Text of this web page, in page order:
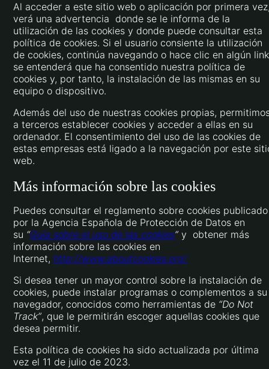
Al acceder a este sitio web o aplicación por primera
verá una advertencia donde se le informa de la
utilización de las cookies y donde puede consultar esta
política de cookies. Si el usuario consiente la utilización
de cookies, continúa navegando o hace clic en algún
se entenderá que ha consentido nuestra política de
cookies y, por tanto, la instalación de las mismas en su
equipo o dispositivo.
Además del uso de nuestras cookies propias,
a terceros establecer cookies y acceder a ellas en su
ordenador. El consentimiento del uso de las cookies de
estas empresas está ligado a la navegación por este
web.
Más información sobre las cookies
Puedes consultar el reglamento sobre cookies publicado
por la Agencia Española de Protección de Datos en
su “Guía sobre el uso de las cookies” y obtener más
información sobre las cookies en
Internet, http://www.aboutcookies.org/
Si desea tener un mayor control sobre la instalación de
cookies, puede instalar programas o complementos a su
navegador, conocidos como herramientas de “Do Not
Track”, que le permitirán escoger aquellas cookies que
desea permitir.
Esta política de cookies ha sido actualizada por última
vez el 11 de julio de 2023.